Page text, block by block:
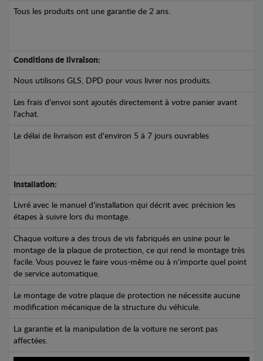
Tous les produits ont une garantie de 2 ans.
Conditions de livraison:
Nous utilisons GLS, DPD pour vous livrer nos produits.
Les frais d'envoi sont ajoutés directement à votre panier avant
l'achat.
Le délai de livraison est d'environ 5 à 7 jours ouvrables
Installation:
Livré avec le manuel d'installation qui décrit avec précision les
étapes à suivre lors du montage.
Chaque voiture a des trous de vis fabriqués en usine pour le
montage de la plaque de protection, ce qui rend le montage très
facile. Vous pouvez le faire vous-même ou à n'importe quel point
de service automatique.
Le montage de votre plaque de protection ne nécessite aucune
modification mécanique de la structure du véhicule.
La garantie et la manipulation de la voiture ne seront pas
affectées.